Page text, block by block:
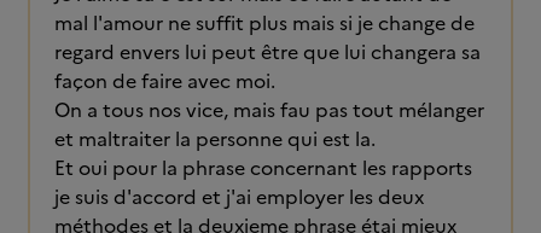
mal l'amour ne suffit plus mais si je change de
regard envers lui peut être que lui changera sa
façon de faire avec moi.
On a tous nos vice, mais fau pas tout mélanger
et maltraiter la personne qui est la.
Et oui pour la phrase concernant les rapports
je suis d'accord et j'ai employer les deux
méthodes et la deuxieme phrase étai mieux